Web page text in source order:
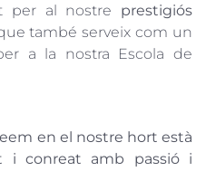
per al nostre prestigiós
també serveix com un
a la nostra Escola de
en el nostre hort està
i conreat amb passió i